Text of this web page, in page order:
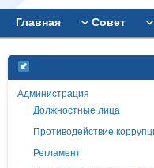
Главная Совет
Администрация
Должностные лица
Противодействие
Регламент